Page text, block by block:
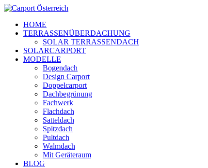
HOME
TERRASSENÜBERDACHUNG
SOLAR TERRASSENDACH
SOLARCARPORT
MODELLE
Bogendach
Design Carport
Doppelcarport
Dachbegrünung
Fachwerk
Flachdach
Satteldach
Spitzdach
Pultdach
Walmdach
Mit Geräteraum
BLOG